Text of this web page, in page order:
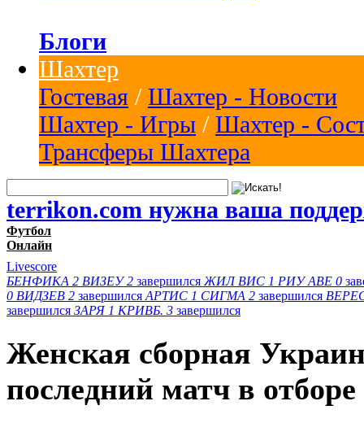
Блоги
Шахтер
Гостевая / Шахтер - Новости
Шахтер - Игры / Шахтер -
Трансферы Шахтера
terrikon.com нужна ваша
Футбол
Онлайн
Livescore
БЕНФИКА 2 ВИЗЕУ 2 завершился ЖИЛ ВИС 1 РИУ АВЕ 0
0 ВИДЗЕВ 2 завершился АРТИС 1 СИГМА 2 завершился
завершился ЗАРЯ 1 КРИВБ. 3 завершился
Женская сборная
последний матч в